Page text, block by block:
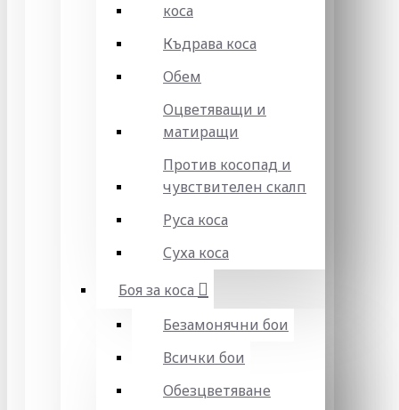
коса
Къдрава коса
Обем
Оцветяващи и
матиращи
Против косопад и
чувствителен скалп
Руса коса
Суха коса
Боя за коса
Безамонячни бои
Всички бои
Обезцветяване